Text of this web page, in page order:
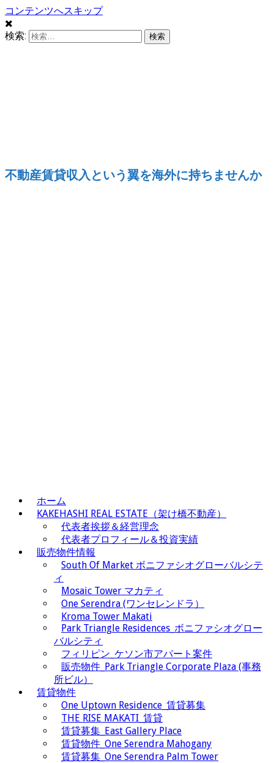
コンテンツへスキップ
検索:
不動産賃貸収入という翼を海外に持ちませんか
ホーム
KAKEHASHI REAL ESTATE（架け橋不動産）
代表者挨拶＆経営理念
代表者プロフィール＆投資実績
販売物件情報
South Of Market ボニファシオグローバルシテ
ィ
Mosaic Tower マカティ
One Serendra (ワンセレンドラ）
Kroma Tower Makati
Park Triangle Residences_ボニファシオグロー
バルシティ
フィリピン_ケソン市アパート案件
販売物件_Park Triangle Corporate Plaza (事務
所ビル）
賃貸物件
One Uptown Residence_賃貸募集
THE RISE MAKATI_賃貸
賃貸募集_East Gallery Place
賃貸物件_One Serendra Mahogany
賃貸募集_One Serendra Palm Tower